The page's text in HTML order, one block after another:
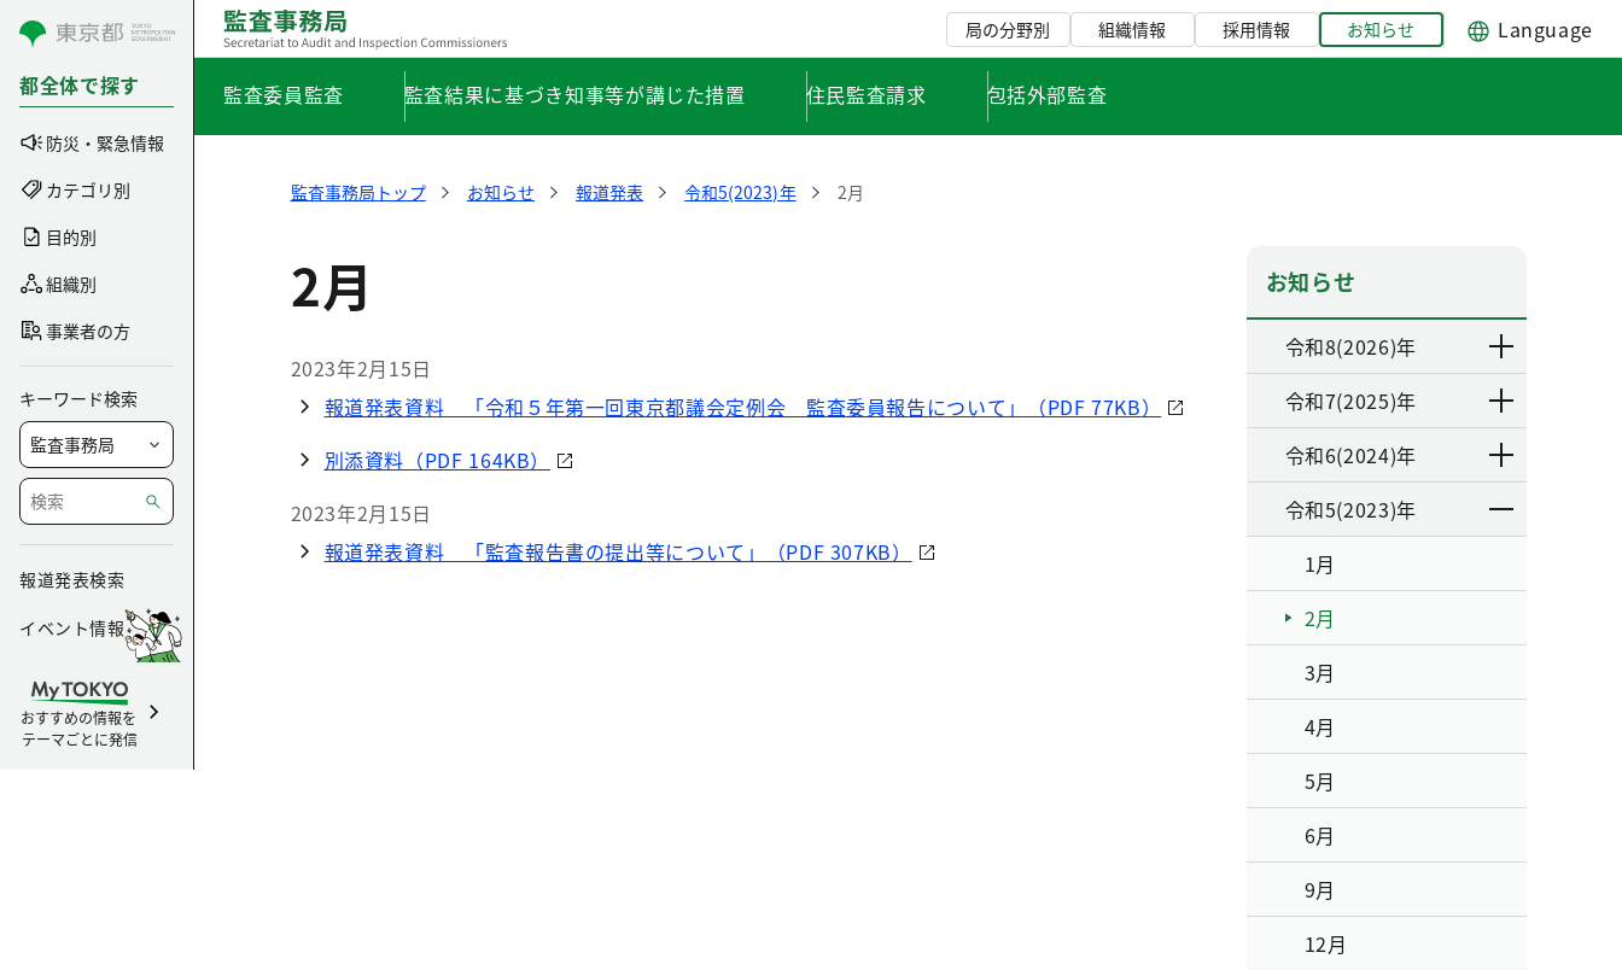
コンテンツにスキップ
都全体で探す
防災・緊急情報
カテゴリ別
目的別
組織別
事業者の方
キーワード検索
報道発表検索
イベント情報
おすすめの情報を
テーマごとに発信
局の分野別 組織情報 採用情報 お知らせ Language
監査委員監査 監査結果に基づき知事等が講じた措置 住民監査請求 包括外部監査
監査事務局トップ お知らせ 報道発表 令和5(2023)年 2月
2月
2023年2月15日
報道発表資料 「令和５年第一回東京都議会定例会 監査委員報告について」（PDF 77KB）
別添資料（PDF 164KB）
2023年2月15日
報道発表資料 「監査報告書の提出等について」（PDF 307KB）
お知らせ
令和8(2026)年
令和7(2025)年
令和6(2024)年
令和5(2023)年
1月
2月
3月
4月
5月
6月
9月
12月